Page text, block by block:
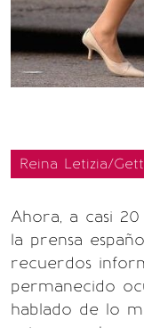
Reina Letizia/
Ahora, a casi
la prensa
recuerdos
permanecido
hablado de lo